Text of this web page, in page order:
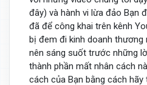
đây) và hành vi lừa đảo Bạn
đã để công khai trên kênh
bị đem đi kinh doanh thương
nên sáng suốt trước những
thành phần mất nhân cách
cách của Bạn bằng cách